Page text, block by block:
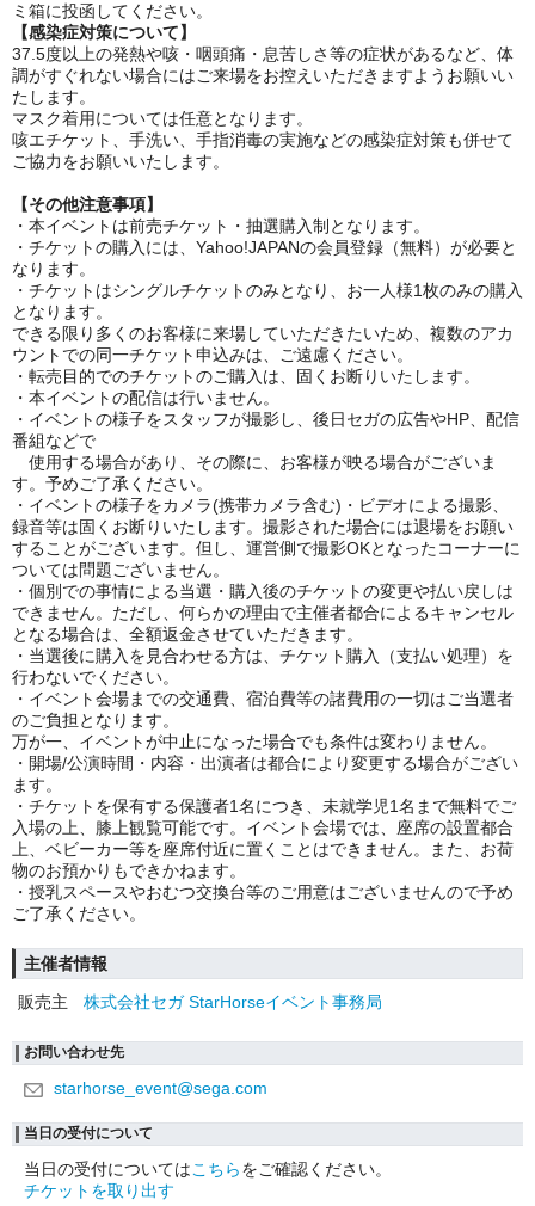
ミ箱に投函してください。
【感染症対策について】
37.5度以上の発熱や咳・咽頭痛・息苦しさ等の症状があるなど、 体
調がすぐれない場合にはご来場をお控えいただきますようお願いい
たします。
マスク着用については任意となります。
咳エチケット、手洗い、手指消毒の実施などの感染症対策も併せて
ご協力をお願いいたします。
【その他注意事項】
・ 本イベントは前売チケット・抽選購入制となります。
・ チケットの購入には、Yahoo!JAPANの会員登録（無料）が必要と
なります。
・ チケットはシングルチケットのみとなり、お一人様1枚のみの購入
となります。
できる限り多くのお客様に来場していただきたいため、複数のアカ
ウントでの同一チケット申込みは、ご遠慮ください。
・ 転売目的でのチケットのご購入は、固くお断りいたします。
・本イベントの配信は行いません。
・イベントの様子をスタッフが撮影し、後日セガの広告やHP、配信
番組などで
使用する場合があり、その際に、お客様が映る場合がございま
す。予めご了承ください。
・ イベントの様子をカメラ(携帯カメラ含む)・ビデオによる撮影、
録音等は固く お断りいたします。撮影された場合には退場をお願い
することがございます。 但し、運営側で撮影OKとなったコーナーに
ついては問題ございません。
・ 個別での事情による当選・購入後のチケットの変更や払い戻しは
できません。 ただし、何らかの理由で主催者都合によるキャンセル
となる場合は、全額返金させていただきます。
・ 当選後に購入を見合わせる方は、チケット購入（支払い処理）を
行わないでください。
・ イベント会場までの交通費、宿泊費等の諸費用の一切はご当選者
のご負担となります。
万が一、イベントが中止になった場合でも条件は変わりません。
・ 開場/公演時間・内容・出演者は都合により変更する場合がござい
ます。
・ チケットを保有する保護者1名につき、未就学児1名まで無料でご
入場の上、膝上観覧可能です。イベント会場では、座席の設置都合
上、ベビーカー等を座席付近に置くことはできません。また、お荷
物のお預かりもできかねます。
・ 授乳スペースやおむつ交換台等のご用意はございませんので予め
ご了承ください。
主催者情報
販売主
株式会社セガ StarHorseイベント事務局
お問い合わせ先
starhorse_event@sega.com
当日の受付について
当日の受付についてはこちらをご確認ください。
チケットを取り出す